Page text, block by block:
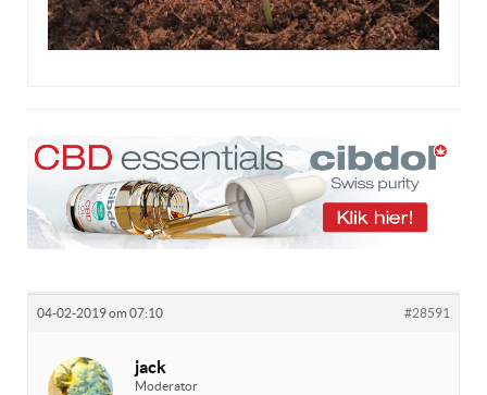
04-02-2019 om 07:10 #28591
jack
Moderator